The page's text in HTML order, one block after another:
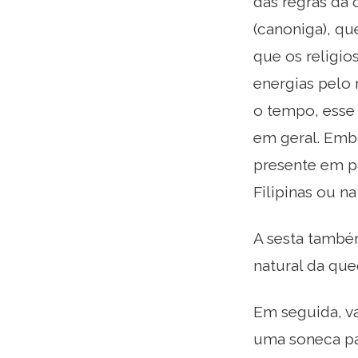
(canoniga),
que os
energias pelo
o tempo,
em geral.
presente em
Filipinas ou na
A sesta
natural da
Em seguida,
uma soneca